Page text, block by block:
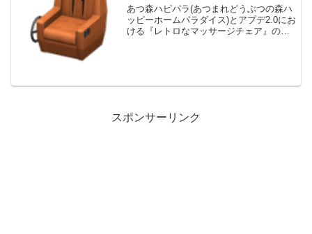
あつ森ハピパラ(あつまれどうぶつの森ハ
ッピーホームパラダイス)とアプデ2.0にお
ける『レトロなマッサージチェア』の色
スポンサーリンク